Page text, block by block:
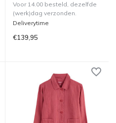
Voor 14.00 besteld, dezelfde
(werk)dag verzonden.
Deliverytime
€139,95